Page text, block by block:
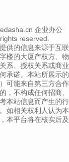
企业办公
reserved.
供的信息来源于互联
楼的大厦产权方、物
系、授权关系或商业
承诺。本站所展示的
可能来自第三方合作
，不构成任何招商、
本站信息而产生的行
如相关权利人认为本
本平台将在核实后及